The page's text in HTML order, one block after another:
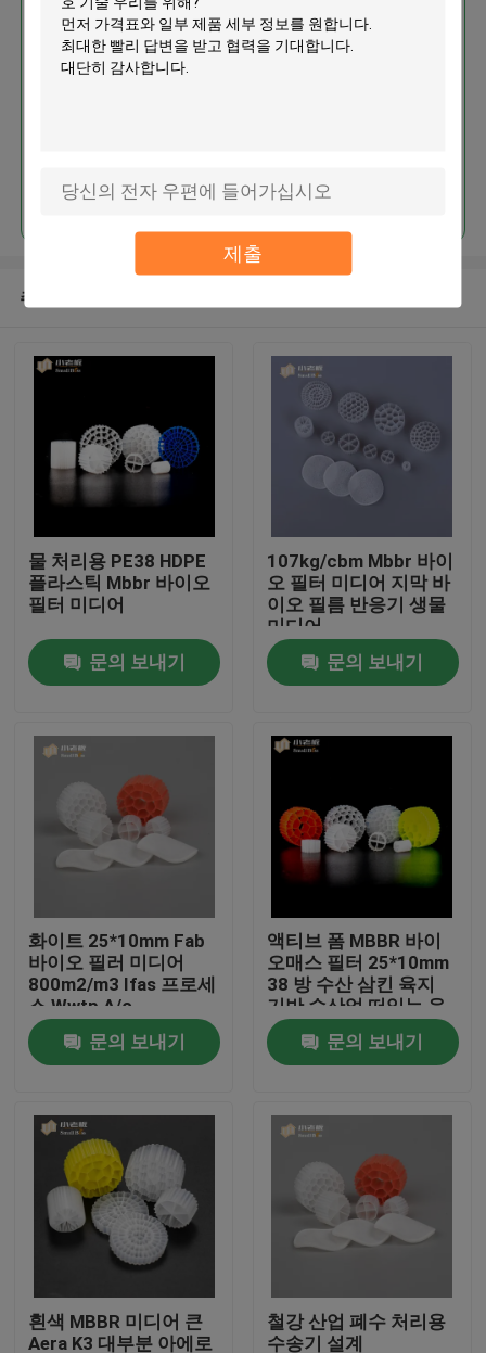
제출
제품
회사 소개
공장 여행
품질 관리
문의하기
블로그
조회를 요청하다
MBBR 필터 미디어
MBBR 전기 매체
물 정화 MBBR 생명 매체 보호 기
술
계속하다
추천된 제품
물 처리용 PE38 HDPE
플라스틱 Mbbr 바이오
필터 미디어
문의 보내기
107kg/cbm Mbbr 바이
오 필터 미디어 지막 바
이오 필름 반응기 생물
미디어
문의 보내기
화이트 25*10mm Fab
바이오 필러 미디어
800m2/m3 Ifas 프로세
스 Wwtp A/o
문의 보내기
액티브 폼 MBBR 바이
오매스 필터 25*10mm
38 방 수산 삼킨 육지
기반 수산업 떠있는 운
반기
문의 보내기
흰색 MBBR 미디어 큰
Aera K3 대부분 아에로
철강 산업 폐수 처리용
수송기 설계